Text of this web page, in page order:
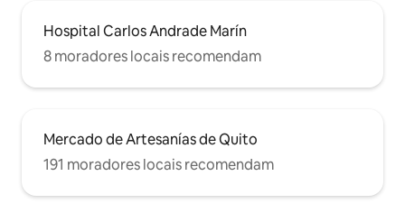
Hospital Carlos Andrade Marín
8 moradores locais recomendam
Mercado de Artesanías de Quito
191 moradores locais recomendam